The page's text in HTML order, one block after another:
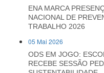
ENA MARCA
NACIONAL DE
TRABALHO 2026
05 Mai 2026
ODS EM JOGO:
RECEBE SESSÃO